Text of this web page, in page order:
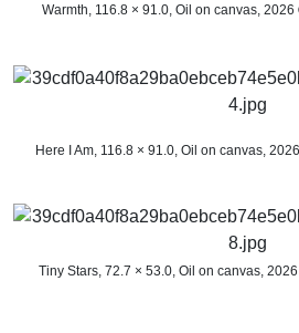
Warmth, 116.8 × 91.0, Oil on canvas, 2026
Here I Am, 116.8 × 91.0, Oil on canvas, 2026
Tiny Stars, 72.7 × 53.0, Oil on canvas, 2026